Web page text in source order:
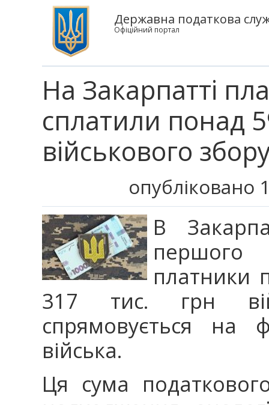
Державна податкова
Офіційний портал
На Закарпатті
сплатили понад
військового
опубліковано
В
платники
317 тис. грн
спрямовується на
війська.
Ця сума